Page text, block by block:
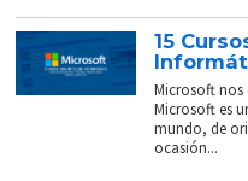
15
Microsoft nos
Microsoft es
mundo, de
ocasión...